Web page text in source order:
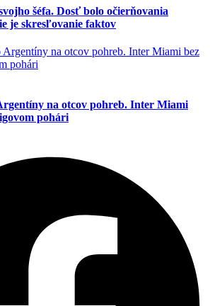
šéfa. Dosť bolo očierňovania
je skresľovanie faktov
na otcov pohreb. Inter Miami
pohári